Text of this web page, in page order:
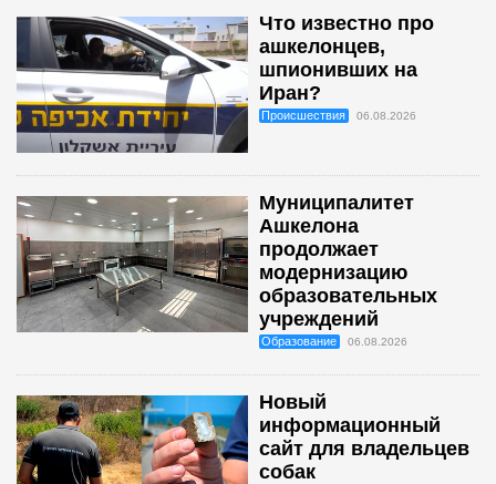
Что известно про
ашкелонцев,
шпионивших на
Иран?
Происшествия 06.08.2026
Муниципалитет
Ашкелона
продолжает
модернизацию
образовательных
учреждений
Образование 06.08.2026
Новый
информационный
сайт для владельцев
собак